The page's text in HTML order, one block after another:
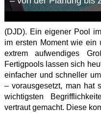
(DJD). Ein eigener Pool
im ersten Moment wie ein
extrem aufwendiges
Fertigpools lassen sich
einfacher und schneller
– vorausgesetzt, man hat
wichtigsten
vertraut gemacht. Diese